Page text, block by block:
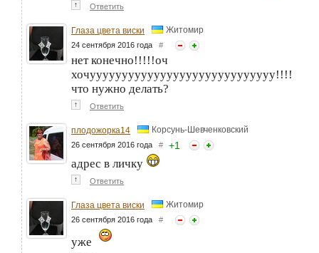
↑ Ответить
Глаза цвета виски Житомир
24 сентября 2016 года #
нет конечно!!!!!оч
хочууууууууууууууууууууууууууууу!!!!
что нужно делать?
↑ Ответить
плодожорка14 Корсунь-Шевченковский
26 сентября 2016 года # +1
адрес в личку
↑ Ответить
Глаза цвета виски Житомир
26 сентября 2016 года #
уже